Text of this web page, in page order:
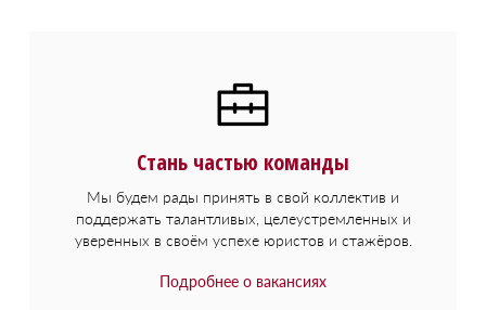
Стань частью команды
Мы будем рады принять в свой коллектив и
поддержать талантливых, целеустремленных и
уверенных в своём успехе юристов и стажёров.
Подробнее о вакансиях